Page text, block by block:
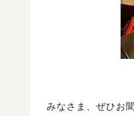
みなさま、ぜひお